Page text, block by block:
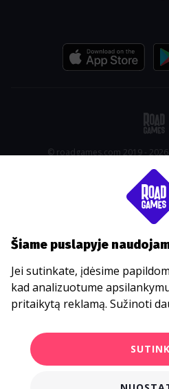
© roadgames.com 2019 -
Šiame puslapyje
Jei sutinkate, įdėsime
kad analizuotume
pritaikytą reklamą. Sužinoti